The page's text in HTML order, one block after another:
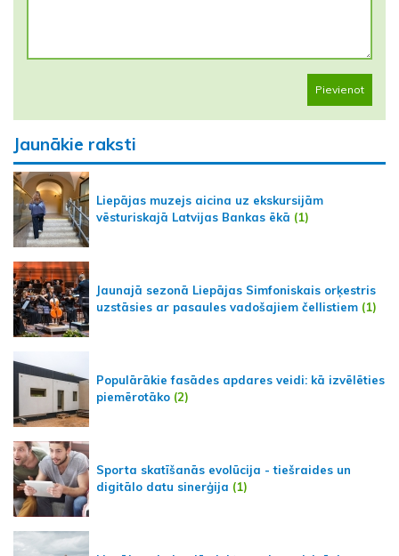
Pievienot
Jaunākie raksti
Liepājas muzejs aicina uz ekskursijām
vēsturiskajā Latvijas Bankas ēkā (1)
Jaunajā sezonā Liepājas Simfoniskais orķestris
uzstāsies ar pasaules vadošajiem čellistiem (1)
Populārākie fasādes apdares veidi: kā izvēlēties
piemērotāko (2)
Sporta skatīšanās evolūcija - tiešraides un
digitālo datu sinerģija (1)